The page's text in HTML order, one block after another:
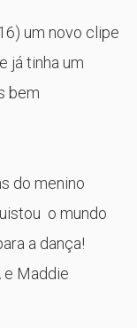
um novo clipe
já tinha um
bem
do menino
o mundo
a dança!
e Maddie